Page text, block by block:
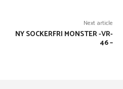
Next article
NY SOCKERFRI MONSTER -VR-
46 –